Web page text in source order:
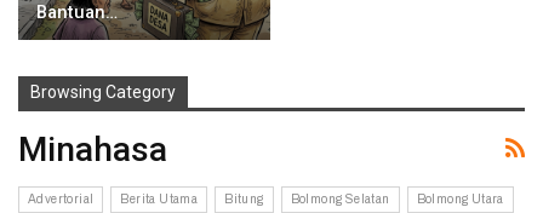
Bantuan…
Browsing Category
Minahasa
Advertorial Berita Utama Bitung Bolmong Selatan Bolmong Utara